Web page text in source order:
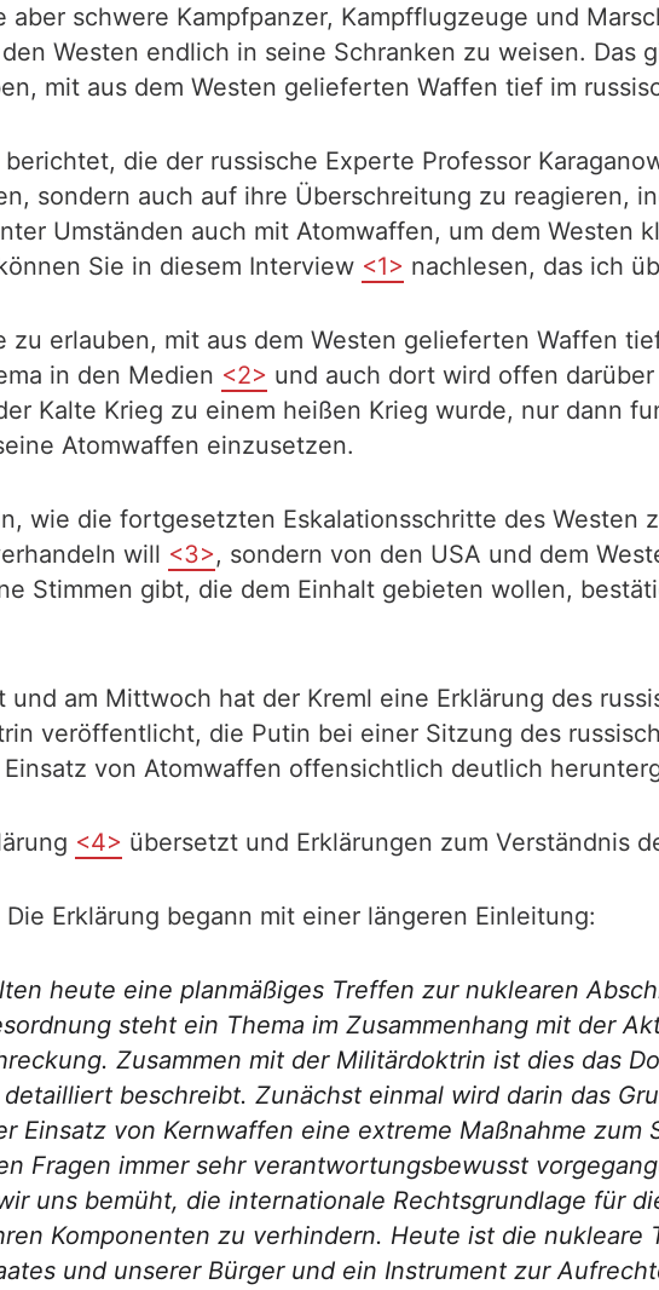
schwere Kampfpanzer, Kampfflugzeuge und
Westen endlich in seine Schranken zu weisen. Das
mit aus dem Westen gelieferten Waffen tief im
die der russische Experte Professor
sondern auch auf ihre Überschreitung zu reagieren,
Umständen auch mit Atomwaffen, um dem Westen
Sie in diesem Interview <1> nachlesen, das ich
zu erlauben, mit aus dem Westen gelieferten Waffen
in den Medien <2> und auch dort wird offen
Kalte Krieg zu einem heißen Krieg wurde, nur dann
Atomwaffen einzusetzen.
wie die fortgesetzten Eskalationsschritte des Westen
will <3>, sondern von den USA und dem
Stimmen gibt, die dem Einhalt gebieten wollen,
am Mittwoch hat der Kreml eine Erklärung des
veröffentlicht, die Putin bei einer Sitzung des
von Atomwaffen offensichtlich deutlich
<4> übersetzt und Erklärungen zum Verständnis
Die Erklärung begann mit einer längeren Einleitung:
heute eine planmäßiges Treffen zur nuklearen
steht ein Thema im Zusammenhang mit der
Zusammen mit der Militärdoktrin ist dies das
beschreibt. Zunächst einmal wird darin das
Einsatz von Kernwaffen eine extreme Maßnahme zum
Fragen immer sehr verantwortungsbewusst
uns bemüht, die internationale Rechtsgrundlage für
Komponenten zu verhindern. Heute ist die nukleare
und unserer Bürger und ein Instrument zur